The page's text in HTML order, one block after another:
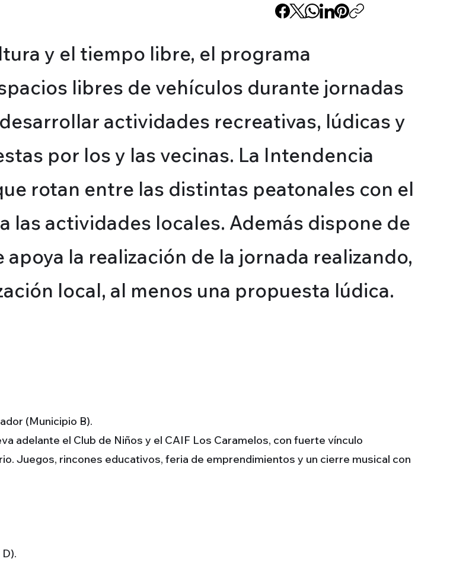
y el tiempo libre, el programa
libres de vehículos durante jornadas
actividades recreativas, lúdicas y
por los y las vecinas. La Intendencia
rotan entre las distintas peatonales con el
las actividades locales. Además dispone de
la realización de la jornada realizando,
local, al menos una propuesta lúdica.
(Municipio B).
adelante el Club de Niños y el CAIF Los Caramelos, con fuerte vínculo
Juegos, rincones educativos, feria de emprendimientos y un cierre musical con